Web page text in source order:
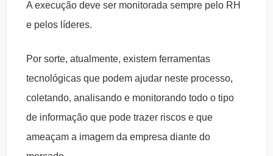
A execução deve ser monitorada sempre pelo RH
e pelos líderes.
Por sorte, atualmente, existem ferramentas
tecnológicas que podem ajudar neste processo,
coletando, analisando e monitorando todo o tipo
de informação que pode trazer riscos e que
ameaçam a imagem da empresa diante do